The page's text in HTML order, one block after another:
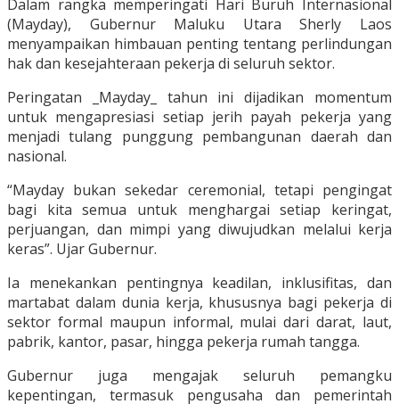
Dalam rangka memperingati Hari Buruh Internasional
(Mayday), Gubernur Maluku Utara Sherly Laos
menyampaikan himbauan penting tentang perlindungan
hak dan kesejahteraan pekerja di seluruh sektor.
Peringatan _Mayday_ tahun ini dijadikan momentum
untuk mengapresiasi setiap jerih payah pekerja yang
menjadi tulang punggung pembangunan daerah dan
nasional.
“Mayday bukan sekedar ceremonial, tetapi pengingat
bagi kita semua untuk menghargai setiap keringat,
perjuangan, dan mimpi yang diwujudkan melalui kerja
keras”. Ujar Gubernur.
Ia menekankan pentingnya keadilan, inklusifitas, dan
martabat dalam dunia kerja, khususnya bagi pekerja di
sektor formal maupun informal, mulai dari darat, laut,
pabrik, kantor, pasar, hingga pekerja rumah tangga.
Gubernur juga mengajak seluruh pemangku
kepentingan, termasuk pengusaha dan pemerintah